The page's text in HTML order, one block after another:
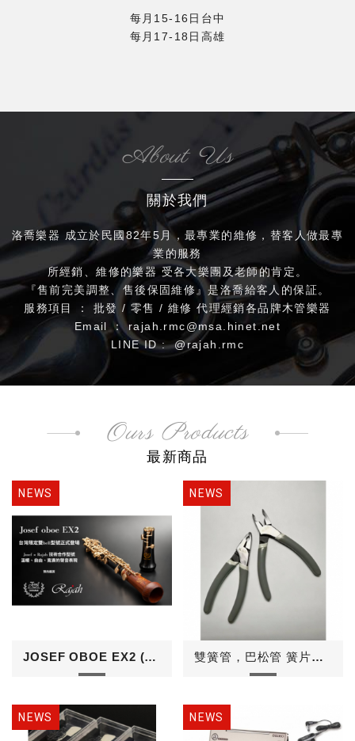
每月15-16日台中
每月17-18日高雄
About Us
關於我們
洛喬樂器 成立於民國82年5月，最專業的維修，替客人做最專
業的服務
所經銷、維修的樂器 受各大樂團及老師的肯定。
『售前完美調整、售後保固維修』是洛喬給客人的保証。
服務項目 ： 批發 / 零售 / 維修 代理經銷各品牌木管樂器
Email ：rajah.rmc@msa.hinet.net
LINE ID : @rajah.rmc
Ours Products
最新商品
JOSEF OBOE EX2 (台灣限定型號) 雙簧管，巴松管 簧片工具鉗